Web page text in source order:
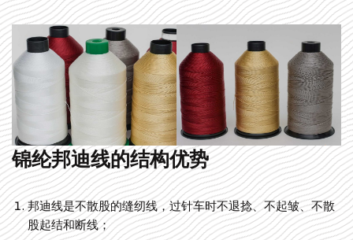
锦纶邦迪线的结构优势
邦迪线是不散股的缝纫线，过针车时不退捻、不起皱、不散
股起结和断线；